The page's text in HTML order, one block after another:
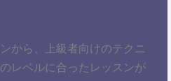
から、上級者向けのテクニ
レベルに合ったレッスンが